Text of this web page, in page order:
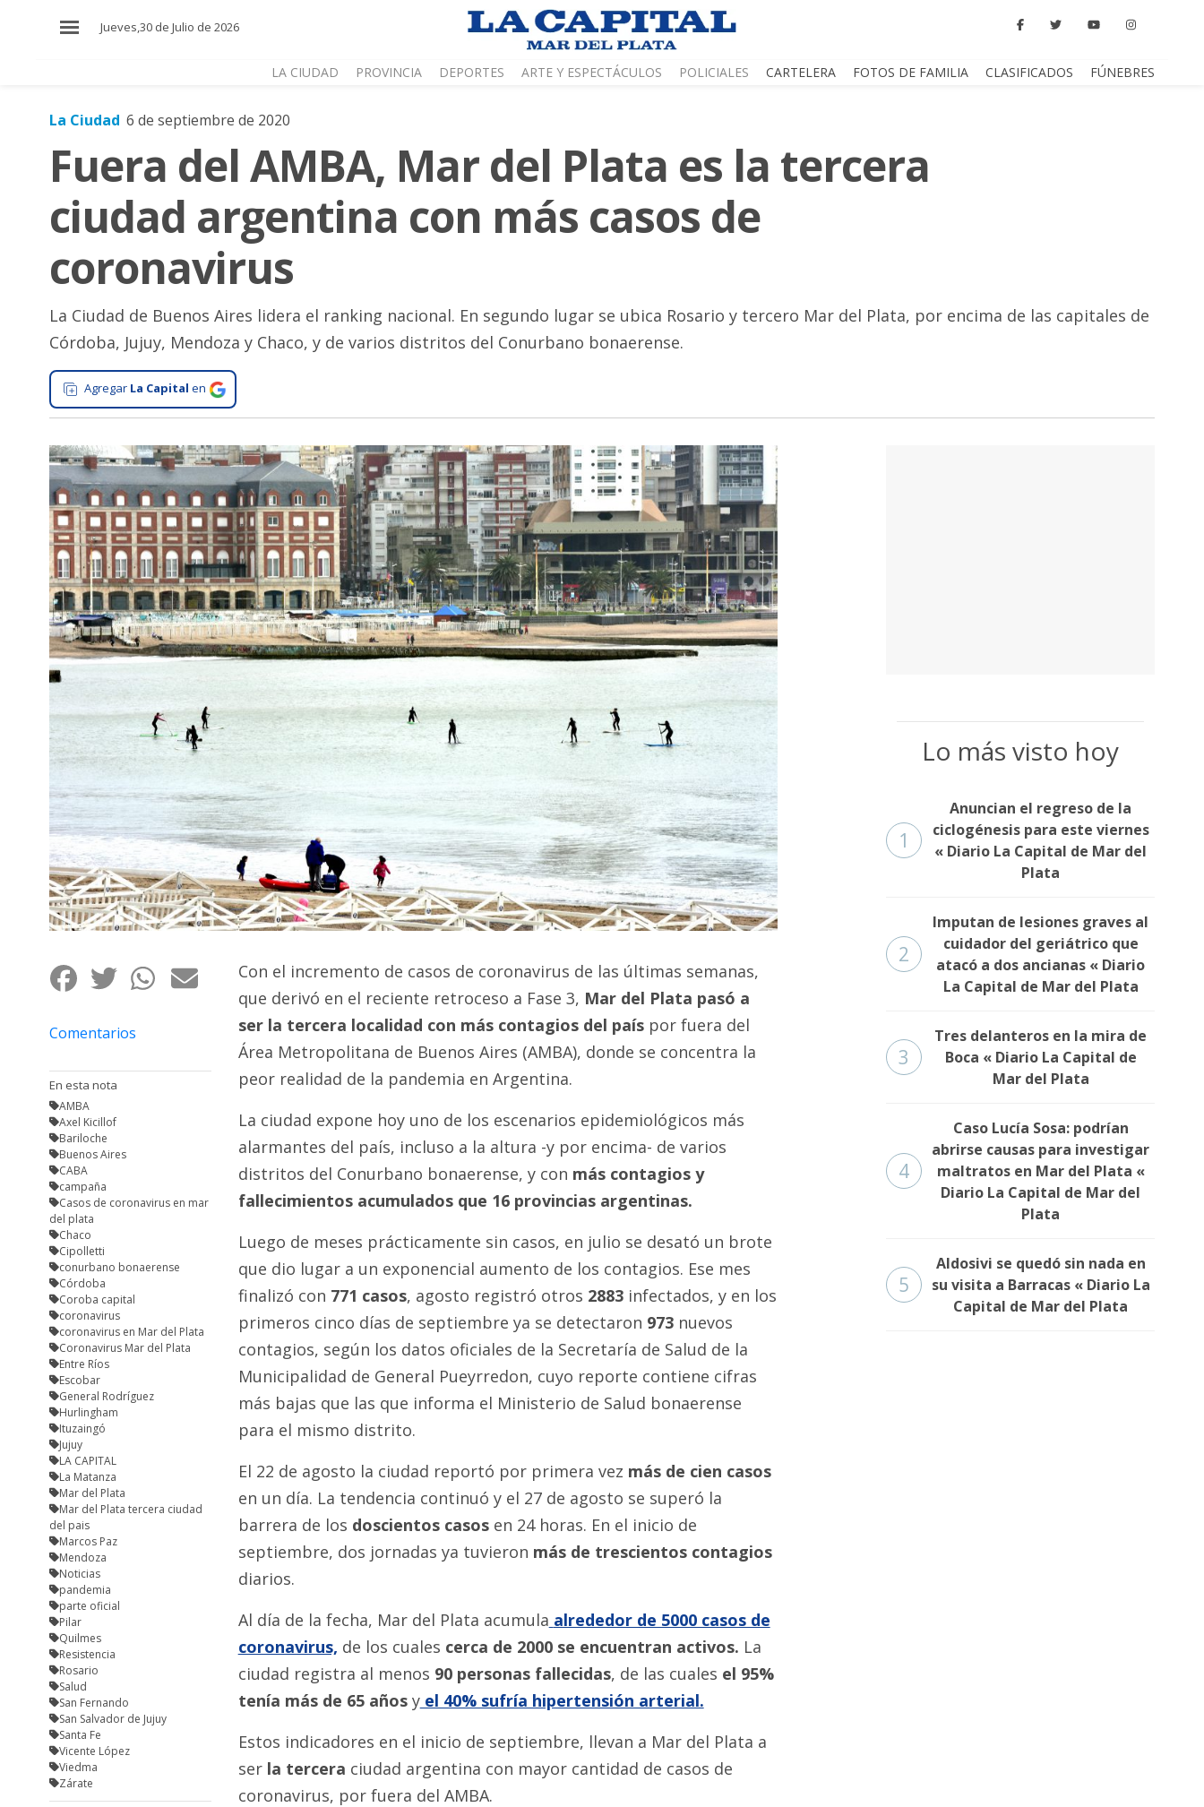
Jueves,30 de Julio de 2026
LA CIUDAD PROVINCIA DEPORTES ARTE Y ESPECTÁCULOS POLICIALES CARTELERA FOTOS DE FAMILIA CLASIFICADOS FÚNEBRES
Zona
Cultura
Tecnología
General
Ciudad
Deportes
Arte
Espectáculos
Policiales
Cartelera
Fotos
Familia
Fúnebres
La Ciudad 6 de septiembre de 2020
Fuera del AMBA, Mar del Plata es la tercera
ciudad argentina con más casos de
coronavirus
La Ciudad de Buenos Aires lidera el ranking nacional. En segundo lugar se ubica Rosario y tercero Mar del Plata, por encima de las capitales de
Córdoba, Jujuy, Mendoza y Chaco, y de varios distritos del Conurbano bonaerense.
Agregar La Capital en
Comentarios
En esta nota
AMBA
Axel Kicillof
Bariloche
Buenos Aires
CABA
campaña
Casos de coronavirus en mar
del plata
Chaco
Cipolletti
conurbano bonaerense
Córdoba
Coroba capital
coronavirus
coronavirus en Mar del Plata
Coronavirus Mar del Plata
Entre Ríos
Escobar
General Rodríguez
Hurlingham
Ituzaingó
Jujuy
LA CAPITAL
La Matanza
Mar del Plata
Mar del Plata tercera ciudad
del pais
Marcos Paz
Mendoza
Noticias
pandemia
parte oficial
Pilar
Quilmes
Resistencia
Rosario
Salud
San Fernando
San Salvador de Jujuy
Santa Fe
Vicente López
Viedma
Zárate
Con el incremento de casos de coronavirus de las últimas semanas,
que derivó en el reciente retroceso a Fase 3, Mar del Plata pasó a
ser la tercera localidad con más contagios del país por fuera del
Área Metropolitana de Buenos Aires (AMBA), donde se concentra la
peor realidad de la pandemia en Argentina.
La ciudad expone hoy uno de los escenarios epidemiológicos más
alarmantes del país, incluso a la altura -y por encima- de varios
distritos del Conurbano bonaerense, y con más contagios y
fallecimientos acumulados que 16 provincias argentinas.
Luego de meses prácticamente sin casos, en julio se desató un brote
que dio lugar a un exponencial aumento de los contagios. Ese mes
finalizó con 771 casos, agosto registró otros 2883infectados, y en los
primeros cinco días de septiembre ya se detectaron 973nuevos
contagios, según los datos oficiales de la Secretaría de Salud de la
Municipalidad de General Pueyrredon, cuyo reporte contiene cifras
más bajas que las que informa el Ministerio de Salud bonaerense
para el mismo distrito.
El 22 de agosto la ciudad reportó por primera vez más de cien casos
en un día. La tendencia continuó y el 27 de agosto se superó la
barrera de los doscientos casosen 24 horas. En el inicio de
septiembre, dos jornadas ya tuvieron más de trescientos contagios
diarios.
Al día de la fecha, Mar del Plata acumula alrededor de 5000 casos de
coronavirus, de los cuales cerca de 2000 se encuentran activos. La
ciudad registra al menos 90 personas fallecidas, de las cuales el 95%
tenía más de 65 añosyel 40% sufría hipertensión arterial.
Estos indicadores en el inicio de septiembre, llevan a Mar del Plata a
serla tercera ciudad argentina con mayor cantidad de casos de
coronavirus, por fuera del AMBA.
Lo más visto hoy
1
Anuncian el regreso de la
ciclogénesis para este viernes
« Diario La Capital de Mar del
Plata
2
Imputan de lesiones graves al
cuidador del geriátrico que
atacó a dos ancianas « Diario
La Capital de Mar del Plata
3
Tres delanteros en la mira de
Boca « Diario La Capital de
Mar del Plata
4
Caso Lucía Sosa: podrían
abrirse causas para investigar
maltratos en Mar del Plata «
Diario La Capital de Mar del
Plata
5
Aldosivi se quedó sin nada en
su visita a Barracas « Diario La
Capital de Mar del Plata